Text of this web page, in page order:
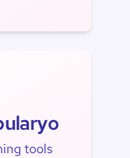
tools